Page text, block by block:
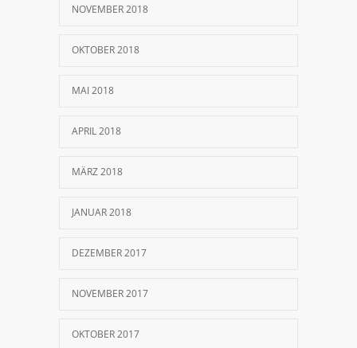
NOVEMBER 2018
OKTOBER 2018
MAI 2018
APRIL 2018
MÄRZ 2018
JANUAR 2018
DEZEMBER 2017
NOVEMBER 2017
OKTOBER 2017